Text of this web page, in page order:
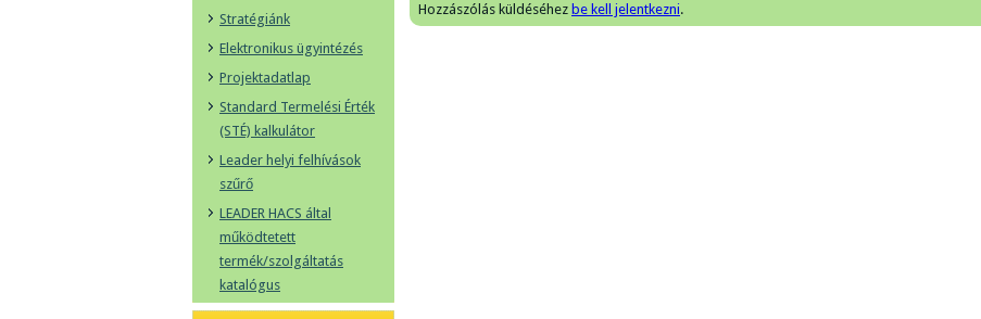
Stratégiánk
Elektronikus ügyintézés
Projektadatlap
Standard Termelési Érték
(STÉ) kalkulátor
Leader helyi felhívások
szűrő
LEADER HACS által
működtetett
termék/szolgáltatás
katalógus
Hozzászólás küldéséhez be kell jelentkezni.